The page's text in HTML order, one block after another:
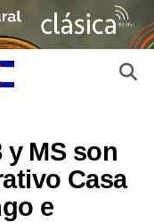
y MS son
Casa
e